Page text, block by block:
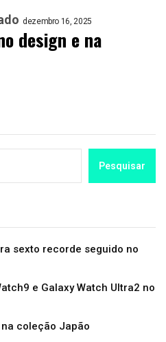
dezembro 16, 2025
design e na
Pesquisar
sexto recorde seguido no
e Galaxy Watch Ultra2 no
na coleção Japão